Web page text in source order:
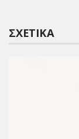
ΣΧΕΤΙΚΆ